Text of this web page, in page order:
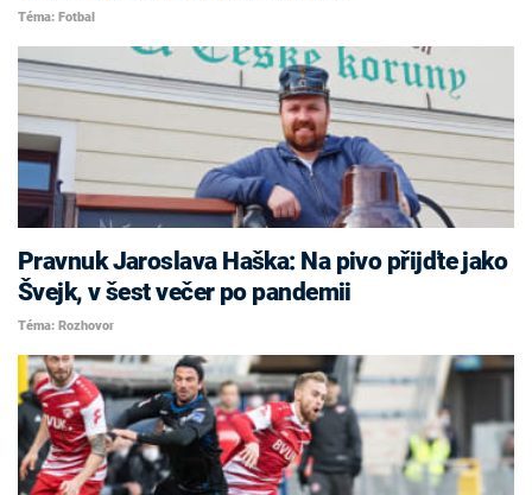
Téma: Fotbal
Pravnuk Jaroslava Haška: Na pivo přijďte jako
Švejk, v šest večer po pandemii
Téma: Rozhovor